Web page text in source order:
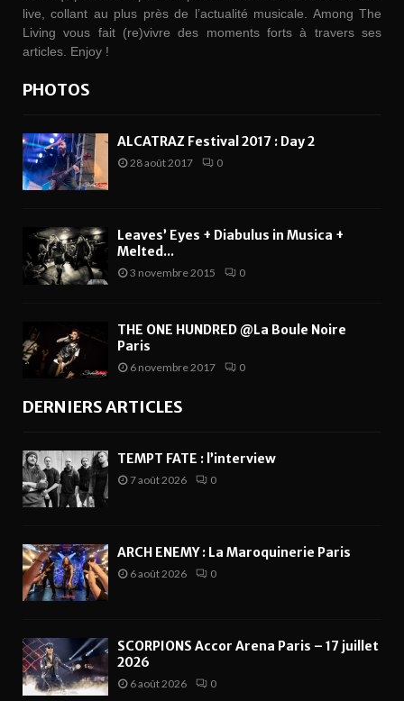
live, collant au plus près de l’actualité musicale. Among The
Living vous fait (re)vivre des moments forts à travers ses
articles. Enjoy !
PHOTOS
ALCATRAZ Festival 2017 : Day 2
28 août 2017 0
Leaves’ Eyes + Diabulus in Musica +
Melted...
3 novembre 2015 0
THE ONE HUNDRED @La Boule Noire
Paris
6 novembre 2017 0
DERNIERS ARTICLES
TEMPT FATE : l’interview
7 août 2026 0
ARCH ENEMY : La Maroquinerie Paris
6 août 2026 0
SCORPIONS Accor Arena Paris – 17 juillet
2026
6 août 2026 0